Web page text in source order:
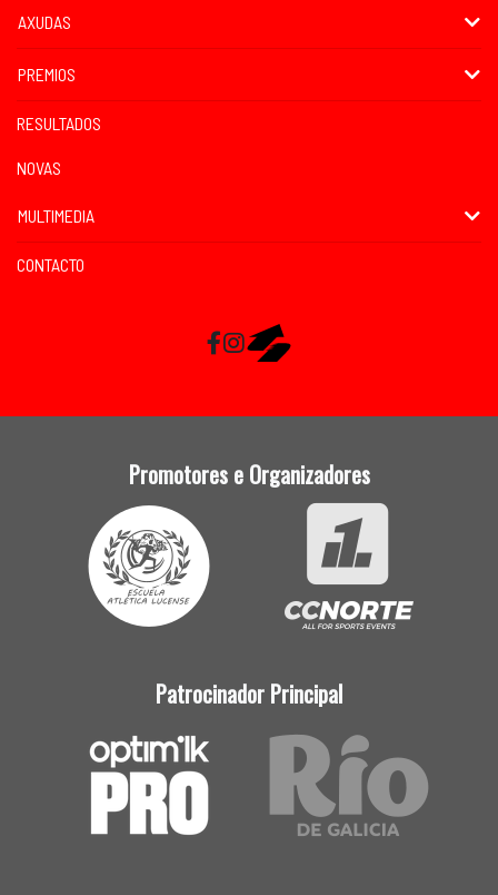
AXUDAS
PREMIOS
RESULTADOS
NOVAS
MULTIMEDIA
CONTACTO
Facebook
InstagramRaceMapp
Promotores e Organizadores
Patrocinador Principal